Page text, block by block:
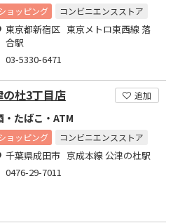
ョッピング コンビニエンスストア
東京都新宿区 東京メトロ東西線 落
合駅
03-5330-6471
杜3丁目店 追加
・たばこ・ATM
ョッピング コンビニエンスストア
千葉県成田市 京成本線 公津の杜駅
0476-29-7011